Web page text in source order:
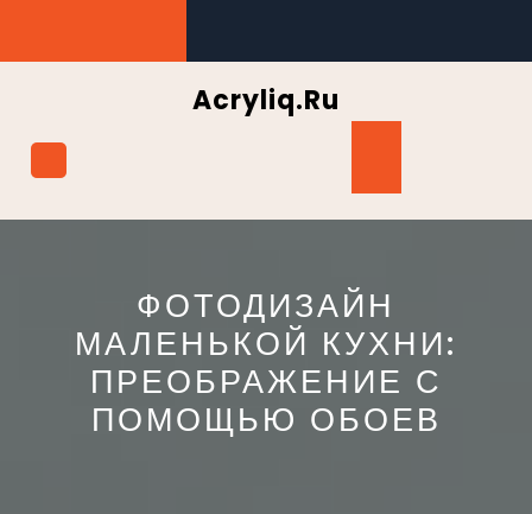
содержимому
Acryliq.ru
ФОТОДИЗАЙН
МАЛЕНЬКОЙ КУХНИ:
ПРЕОБРАЖЕНИЕ С
ПОМОЩЬЮ ОБОЕВ